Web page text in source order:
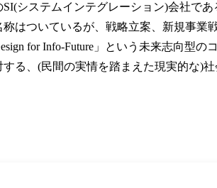
SI(システムインテグレーション)会社で
称はついているが、戦略立案、新規事
for Info-Future」という未来志向型
する、(民間の実情を踏まえた現実的な)